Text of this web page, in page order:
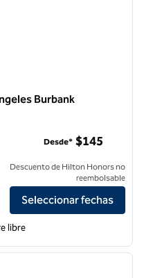
Burbank
Suites Los Angeles Burbank
Desde* $145
Descuento de Hilton Honors no
reembolsable
Seleccionar fechas
libre